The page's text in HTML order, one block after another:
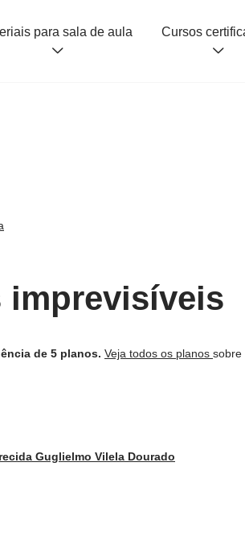
para sala de aula
imprevisíveis
de 5 planos. Veja todos os planos sobre
Guglielmo Vilela Dourado